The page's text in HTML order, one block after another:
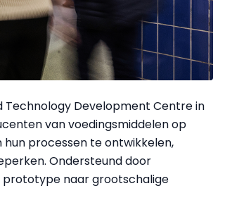
Technology Development Centre in
van voedingsmiddelen op
processen te ontwikkelen,
Ondersteund door
prototype naar grootschalige